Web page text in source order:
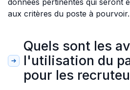
données pertinentes qui seront
aux critères du poste à pourvoir.
Quels sont les
l'utilisation du
pour les